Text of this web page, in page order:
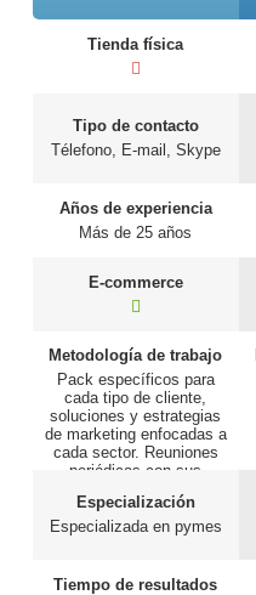
Tienda física
Tipo de contacto
Télefono, E-mail, Skype
Años de experiencia
Más de 25 años
E-commerce
Metodología de trabajo
Pack específicos para
cada tipo de cliente,
soluciones y estrategias
de marketing enfocadas a
cada sector. Reuniones
periódicas con sus
Especialización
Especializada en pymes
Tiempo de resultados